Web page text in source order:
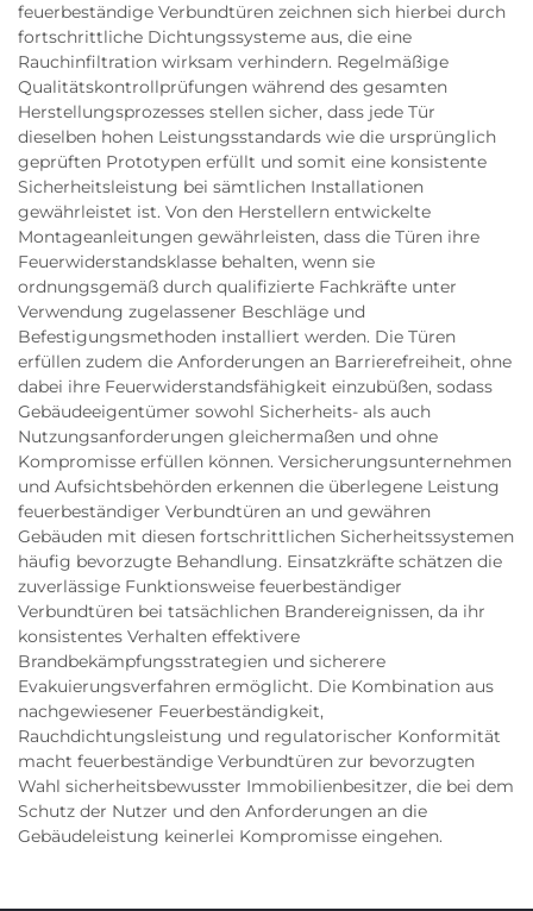
feuerbeständige Verbundtüren zeichnen sich hierbei durch
fortschrittliche Dichtungssysteme aus, die eine
Rauchinfiltration wirksam verhindern. Regelmäßige
Qualitätskontrollprüfungen während des gesamten
Herstellungsprozesses stellen sicher, dass jede Tür
dieselben hohen Leistungsstandards wie die ursprünglich
geprüften Prototypen erfüllt und somit eine konsistente
Sicherheitsleistung bei sämtlichen Installationen
gewährleistet ist. Von den Herstellern entwickelte
Montageanleitungen gewährleisten, dass die Türen ihre
Feuerwiderstandsklasse behalten, wenn sie
ordnungsgemäß durch qualifizierte Fachkräfte unter
Verwendung zugelassener Beschläge und
Befestigungsmethoden installiert werden. Die Türen
erfüllen zudem die Anforderungen an Barrierefreiheit, ohne
dabei ihre Feuerwiderstandsfähigkeit einzubüßen, sodass
Gebäudeeigentümer sowohl Sicherheits- als auch
Nutzungsanforderungen gleichermaßen und ohne
Kompromisse erfüllen können. Versicherungsunternehmen
und Aufsichtsbehörden erkennen die überlegene Leistung
feuerbeständiger Verbundtüren an und gewähren
Gebäuden mit diesen fortschrittlichen Sicherheitssystemen
häufig bevorzugte Behandlung. Einsatzkräfte schätzen die
zuverlässige Funktionsweise feuerbeständiger
Verbundtüren bei tatsächlichen Brandereignissen, da ihr
konsistentes Verhalten effektivere
Brandbekämpfungsstrategien und sicherere
Evakuierungsverfahren ermöglicht. Die Kombination aus
nachgewiesener Feuerbeständigkeit,
Rauchdichtungsleistung und regulatorischer Konformität
macht feuerbeständige Verbundtüren zur bevorzugten
Wahl sicherheitsbewusster Immobilienbesitzer, die bei dem
Schutz der Nutzer und den Anforderungen an die
Gebäudeleistung keinerlei Kompromisse eingehen.